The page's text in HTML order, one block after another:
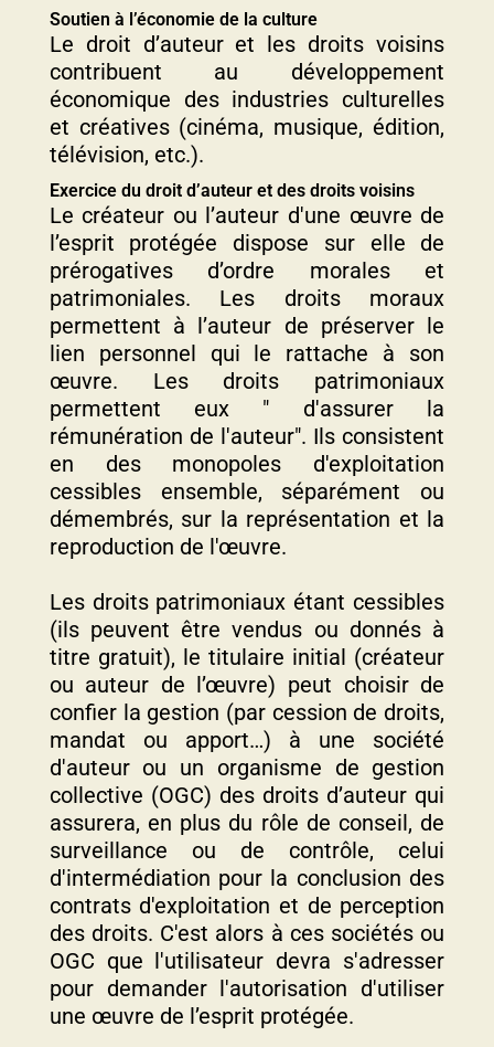
Soutien à l’économie de la culture
Le droit d’auteur et les droits voisins
contribuent au développement
économique des industries culturelles
et créatives (cinéma, musique, édition,
télévision, etc.).
Exercice du droit d’auteur et des droits voisins
Le créateur ou l’auteur d'une œuvre de
l’esprit protégée dispose sur elle de
prérogatives d’ordre morales et
patrimoniales. Les droits moraux
permettent à l’auteur de préserver le
lien personnel qui le rattache à son
œuvre. Les droits patrimoniaux
permettent eux " d'assurer la
rémunération de l'auteur". Ils consistent
en des monopoles d'exploitation
cessibles ensemble, séparément ou
démembrés, sur la représentation et la
reproduction de l'œuvre.
Les droits patrimoniaux étant cessibles
(ils peuvent être vendus ou donnés à
titre gratuit), le titulaire initial (créateur
ou auteur de l’œuvre) peut choisir de
confier la gestion (par cession de droits,
mandat ou apport…) à une société
d'auteur ou un organisme de gestion
collective (OGC) des droits d’auteur qui
assurera, en plus du rôle de conseil, de
surveillance ou de contrôle, celui
d'intermédiation pour la conclusion des
contrats d'exploitation et de perception
des droits. C'est alors à ces sociétés ou
OGC que l'utilisateur devra s'adresser
pour demander l'autorisation d'utiliser
une œuvre de l’esprit protégée.